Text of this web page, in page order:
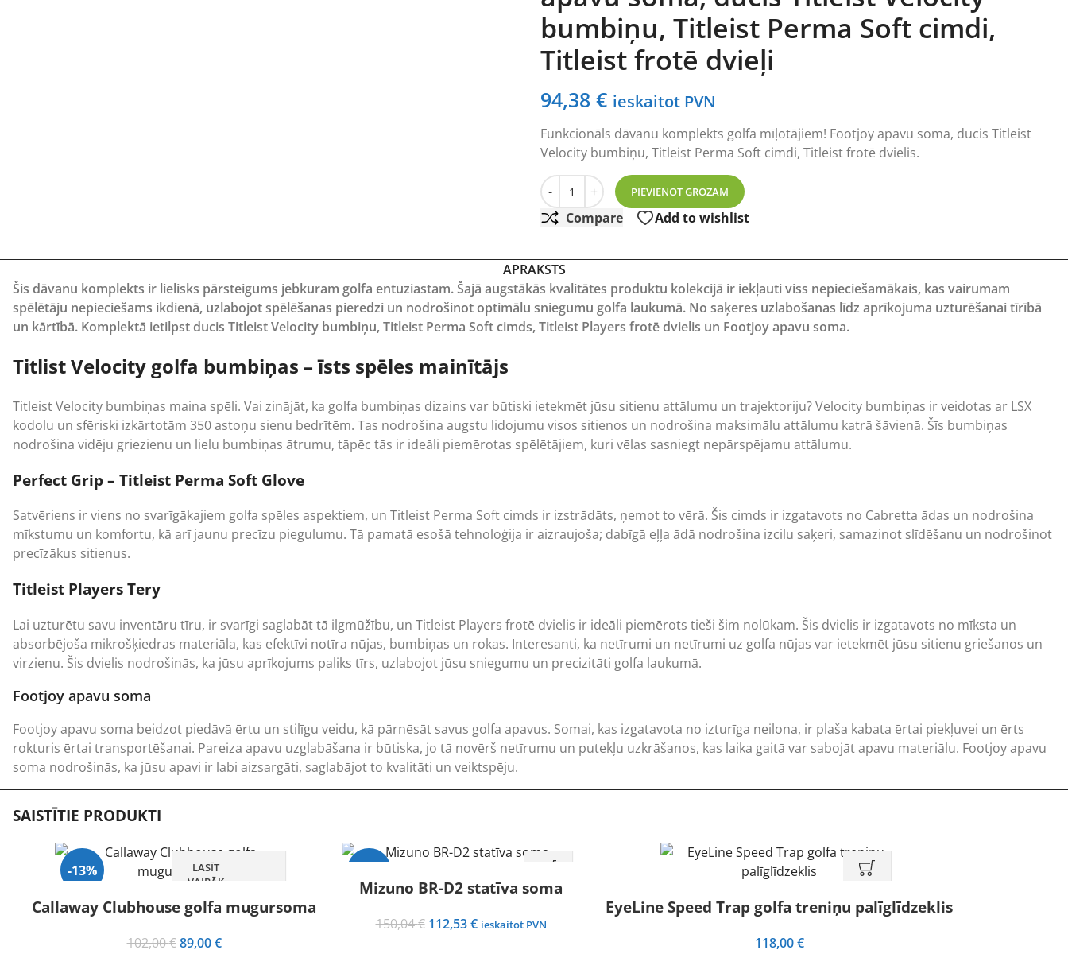
bumbiņu, Titleist Perma Soft cimdi,
Titleist frotē dvieļi
94,38 € ieskaitot PVN
Funkcionāls dāvanu komplekts golfa mīļotājiem! Footjoy apavu soma, ducis Titleist
Velocity bumbiņu, Titleist Perma Soft cimdi, Titleist frotē dvielis.
-
Golfa dāvanu komplekts - Footjoy apavu soma, ducis Titleist Velocity bumbiņu, Titleist
+ PIEVIENOT GROZAM
Compare Add to wishlist
APRAKSTS
Šis dāvanu komplekts ir lielisks pārsteigums jebkuram golfa entuziastam. Šajā augstākās kvalitātes produktu kolekcijā ir iekļauti viss nepieciešamākais, kas vairumam
spēlētāju nepieciešams ikdienā, uzlabojot spēlēšanas pieredzi un nodrošinot optimālu sniegumu golfa laukumā. No saķeres uzlabošanas līdz aprīkojuma uzturēšanai tīrībā
un kārtībā. Komplektā ietilpst ducis Titleist Velocity bumbiņu, Titleist Perma Soft cimds, Titleist Players frotē dvielis un Footjoy apavu soma.
Titlist Velocity golfa bumbiņas – īsts spēles mainītājs
Titleist Velocity bumbiņas maina spēli. Vai zinājāt, ka golfa bumbiņas dizains var būtiski ietekmēt jūsu sitienu attālumu un trajektoriju? Velocity bumbiņas ir veidotas ar LSX
kodolu un sfēriski izkārtotām 350 astoņu sienu bedrītēm. Tas nodrošina augstu lidojumu visos sitienos un nodrošina maksimālu attālumu katrā šāvienā. Šīs bumbiņas
nodrošina vidēju griezienu un lielu bumbiņas ātrumu, tāpēc tās ir ideāli piemērotas spēlētājiem, kuri vēlas sasniegt nepārspējamu attālumu.
Perfect Grip – Titleist Perma Soft Glove
Satvēriens ir viens no svarīgākajiem golfa spēles aspektiem, un Titleist Perma Soft cimds ir izstrādāts, ņemot to vērā. Šis cimds ir izgatavots no Cabretta ādas un nodrošina
mīkstumu un komfortu, kā arī jaunu precīzu piegulumu. Tā pamatā esošā tehnoloģija ir aizraujoša; dabīgā eļļa ādā nodrošina izcilu saķeri, samazinot slīdēšanu un nodrošinot
precīzākus sitienus.
Titleist Players Tery
Lai uzturētu savu inventāru tīru, ir svarīgi saglabāt tā ilgmūžību, un Titleist Players frotē dvielis ir ideāli piemērots tieši šim nolūkam. Šis dvielis ir izgatavots no mīksta un
absorbējoša mikrošķiedras materiāla, kas efektīvi notīra nūjas, bumbiņas un rokas. Interesanti, ka netīrumi un netīrumi uz golfa nūjas var ietekmēt jūsu sitienu griešanos un
virzienu. Šis dvielis nodrošinās, ka jūsu aprīkojums paliks tīrs, uzlabojot jūsu sniegumu un precizitāti golfa laukumā.
Footjoy apavu soma
Footjoy apavu soma beidzot piedāvā ērtu un stilīgu veidu, kā pārnēsāt savus golfa apavus. Somai, kas izgatavota no izturīga neilona, ir plaša kabata ērtai piekļuvei un ērts
rokturis ērtai transportēšanai. Pareiza apavu uzglabāšana ir būtiska, jo tā novērš netīrumu un putekļu uzkrāšanos, kas laika gaitā var sabojāt apavu materiālu. Footjoy apavu
soma nodrošinās, ka jūsu apavi ir labi aizsargāti, saglabājot to kvalitāti un veiktspēju.
SAISTĪTIE PRODUKTI
-13%
Izpārdots
LASĪT
VAIRĀK
Callaway Clubhouse golfa mugursoma
102,00€ Original
89,00€Current
Mizuno BR-D2 statīva soma
150,04€ Original
112,53€Current
ieskaitot PVN
EyeLine Speed Trap golfa treniņu palīglīdzeklis
118,00€